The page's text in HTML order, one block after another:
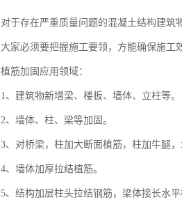
对于存在严重质量问题的混凝土结构建筑
大家必须要把握施工要领，方能确保施工
植筋加固应用领域：
1、建筑物新增梁、楼板、墙体、立柱等。
2、墙体、柱、梁等加固。
3、对桥梁，柱加大断面植筋，柱加牛腿，
4、墙体加厚拉结植筋。
5、结构加层柱头拉结钢筋，梁体接长水